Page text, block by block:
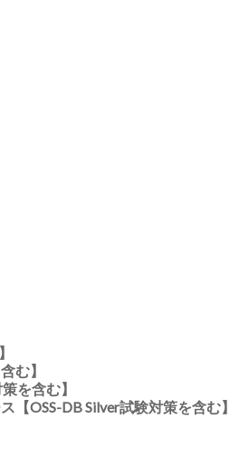
む】
を含む】
OSS-DB Silver試験対策を含む】